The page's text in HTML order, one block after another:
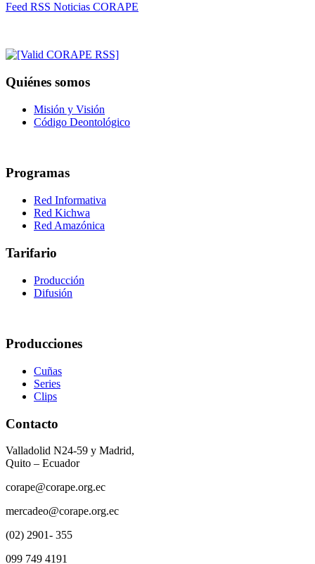
Feed RSS Noticias CORAPE
Quiénes somos
Misión y Visión
Código Deontológico
Programas
Red Informativa
Red Kichwa
Red Amazónica
Tarifario
Producción
Difusión
Producciones
Cuñas
Series
Clips
Contacto
Valladolid N24-59 y Madrid,
Quito – Ecuador
corape@corape.org.ec
mercadeo@corape.org.ec
(02) 2901- 355
099 749 4191